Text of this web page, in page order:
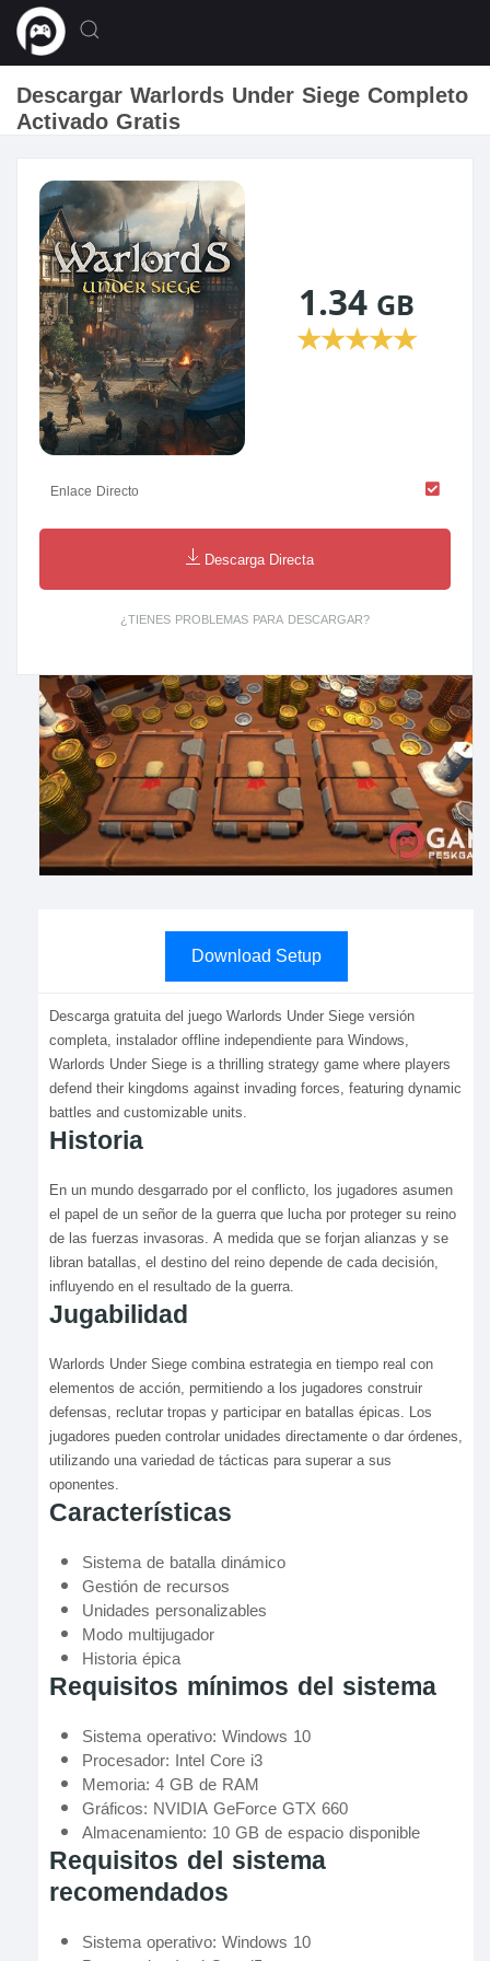
Descargar Warlords Under Siege Completo
Activado Gratis
Download Setup
Descarga gratuita del juego Warlords Under Siege versión
completa, instalador offline independiente para Windows,
Warlords Under Siege is a thrilling strategy game where players
defend their kingdoms against invading forces, featuring dynamic
battles and customizable units.
Historia
En un mundo desgarrado por el conflicto, los jugadores asumen
el papel de un señor de la guerra que lucha por proteger su reino
de las fuerzas invasoras. A medida que se forjan alianzas y se
libran batallas, el destino del reino depende de cada decisión,
influyendo en el resultado de la guerra.
Jugabilidad
Warlords Under Siege combina estrategia en tiempo real con
elementos de acción, permitiendo a los jugadores construir
defensas, reclutar tropas y participar en batallas épicas. Los
jugadores pueden controlar unidades directamente o dar órdenes,
utilizando una variedad de tácticas para superar a sus
oponentes.
Características
Sistema de batalla dinámico
Gestión de recursos
Unidades personalizables
Modo multijugador
Historia épica
Requisitos mínimos del sistema
Sistema operativo: Windows 10
Procesador: Intel Core i3
Memoria: 4 GB de RAM
Gráficos: NVIDIA GeForce GTX 660
Almacenamiento: 10 GB de espacio disponible
Requisitos del sistema
recomendados
Sistema operativo: Windows 10
1.34 GB
★★★★★
Enlace Directo
Descarga Directa
¿TIENES PROBLEMAS PARA DESCARGAR?